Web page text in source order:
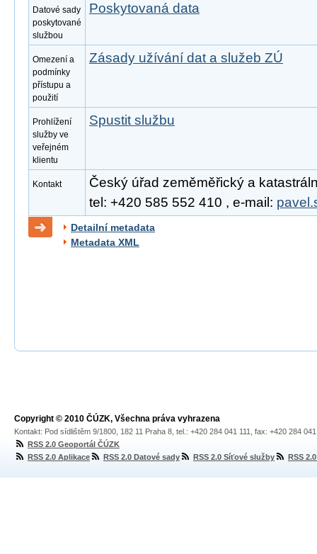
Datové sady
poskytované
službou
Poskytovaná data
Omezení a
podmínky
přístupu a
použití
Zásady užívání dat a služeb ZÚ
Prohlížení
služby ve
veřejném
klientu
Spustit službu
Kontakt
Český úřad zeměměřický a
tel: +420 585 552 410 , e-mail:
Detailní metadata
Metadata XML
Copyright © 2010 ČÚZK, Všechna práva vyhrazena
Kontakt: Pod sídlištěm 9/1800, 182 11 Praha 8, tel.: +420 284 041 111, fax: +420 284
RSS 2.0 Geoportál ČÚZK
RSS 2.0 Aplikace
RSS 2.0 Datové sady RSS 2.0 Síťové služby RSS